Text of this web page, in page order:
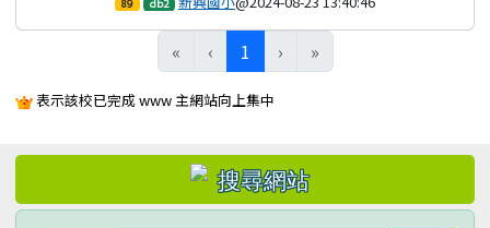
89 db2
« ‹ 1 (目前頁次)
› »
表示該校已完成 www 主網站向上集中
左邊區域內容